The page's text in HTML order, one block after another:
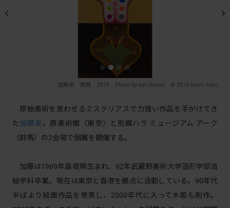
加藤泉 無題 2019 Photo by Kei Okano © 2019 Izumi Kato
原始美術を思わせるミステリアスで⼒強い作品を手がけてき
た加藤泉 。原美術館（東京）と別館ハラ ミュージアム アーク
（群⾺）の2会場で個展を開催する。
加藤は1969年島根県⽣まれ、92年武蔵野美術⼤学造形学部油
絵学科卒業。現在は東京と⾹港を拠点に活動している。90年代
半ばより絵画作品を発表し、2000年代に⼊って⽊彫も制作。